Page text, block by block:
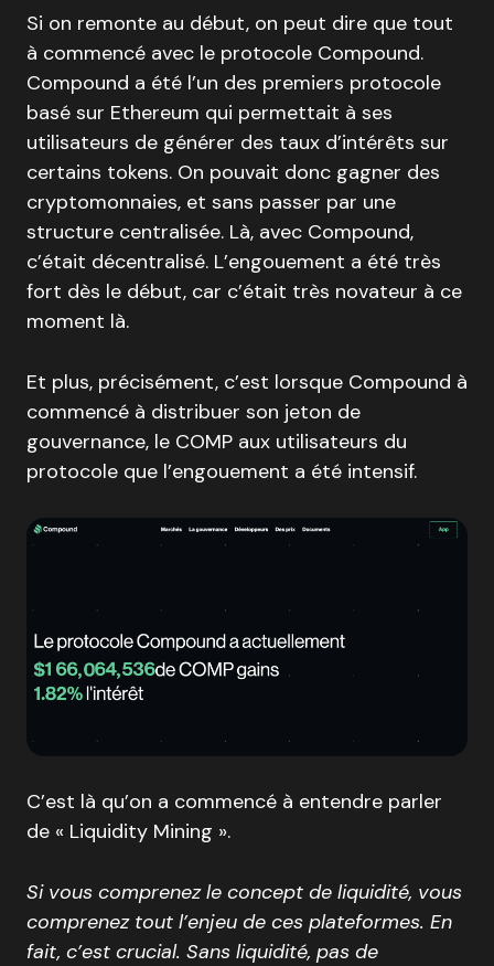
Si on remonte au début, on peut dire que tout
à commencé avec le protocole Compound.
Compound a été l’un des premiers protocole
basé sur Ethereum qui permettait à ses
utilisateurs de générer des taux d’intérêts sur
certains tokens. On pouvait donc gagner des
cryptomonnaies, et sans passer par une
structure centralisée. Là, avec Compound,
c’était décentralisé. L’engouement a été très
fort dès le début, car c’était très novateur à ce
moment là.
Et plus, précisément, c’est lorsque Compound à
commencé à distribuer son jeton de
gouvernance, le COMP aux utilisateurs du
protocole que l’engouement a été intensif.
C’est là qu’on a commencé à entendre parler
de « Liquidity Mining ».
Si vous comprenez le concept de liquidité, vous
comprenez tout l’enjeu de ces plateformes. En
fait, c’est crucial. Sans liquidité, pas de